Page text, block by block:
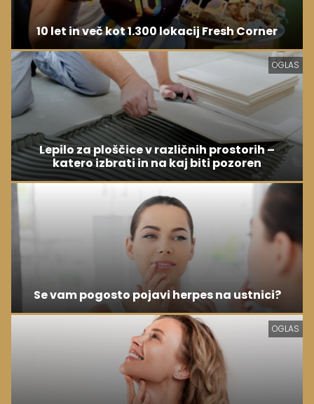
10 let in več kot 1.300 lokacij Fresh Corner
OGLAS
Lepilo za ploščice v različnih prostorih –
katero izbrati in na kaj biti pozoren
Se vam pogosto pojavi herpes na ustnici?
OGLAS